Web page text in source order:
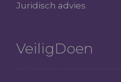
Juridisch advies
VeiligDoen